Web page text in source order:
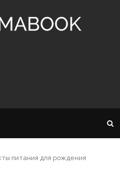
питания для рождения